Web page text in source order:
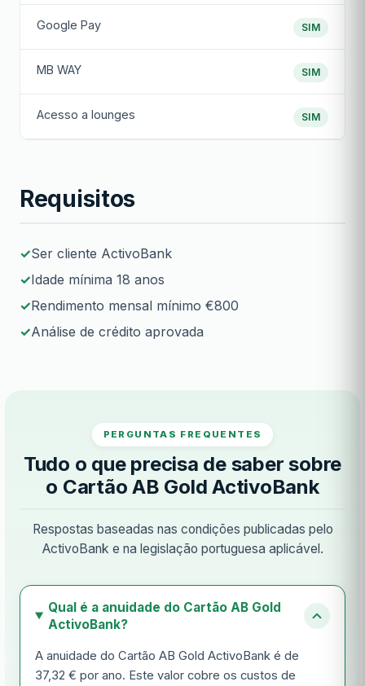
Google Pay SIM
MB WAY SIM
Acesso a lounges SIM
Requisitos
Ser cliente ActivoBank
Idade mínima 18 anos
Rendimento mensal mínimo €800
Análise de crédito aprovada
PERGUNTAS FREQUENTES
Tudo o que precisa de saber sobre
o Cartão AB Gold ActivoBank
Respostas baseadas nas condições publicadas pelo
ActivoBank e na legislação portuguesa aplicável.
Qual é a anuidade do Cartão AB Gold
ActivoBank?
A anuidade do Cartão AB Gold ActivoBank é de
37,32 € por ano. Este valor cobre os custos de